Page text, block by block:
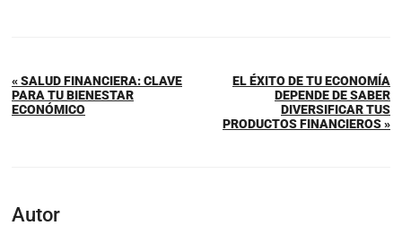
« SALUD FINANCIERA: CLAVE
PARA TU BIENESTAR
ECONÓMICO
EL ÉXITO DE TU ECONOMÍA
DEPENDE DE SABER
DIVERSIFICAR TUS
PRODUCTOS FINANCIEROS »
Autor